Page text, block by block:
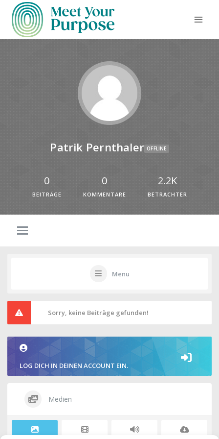
Patrik Pernthaler OFFLINE
0
BEITRÄGE
0
KOMMENTARE
2.2K
BETRACHTER
Menu
Sorry, keine Beiträge gefunden!
LOG DICH IN DEINEN ACCOUNT EIN.
Medien